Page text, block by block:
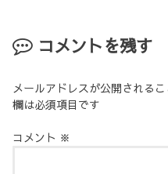
コメントを残す
メールアドレスが公開されるこ
欄は必須項目です
コメント ※